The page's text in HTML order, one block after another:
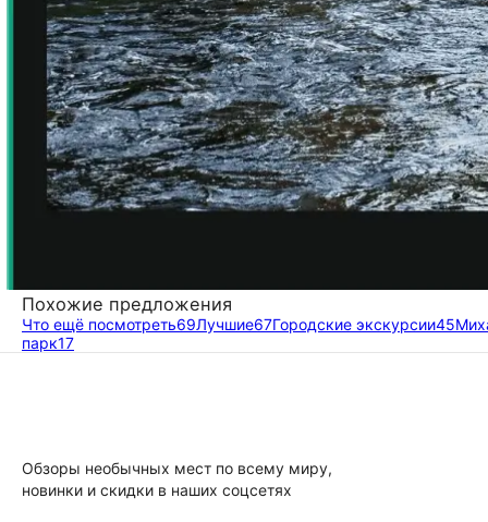
Похожие предложения
Что ещё посмотреть69Лучшие67Городские экскурсии45
парк17
Обзоры необычных мест по всему миру,
новинки и скидки в наших соцсетях